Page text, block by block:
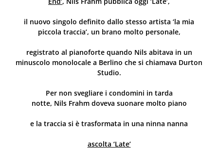
il nuovo singolo definito dallo stesso artista ‘la mia
piccola traccia’, un brano molto personale,
registrato al pianoforte quando Nilsabitava in un
minuscolo monolocale a Berlino che si chiamava Durton
Studio.
Per non svegliare i condomini in tarda
notte, Nils Frahmdoveva suonare molto piano
e la traccia si è trasformata in una ninna nanna
ascolta ‘Late’